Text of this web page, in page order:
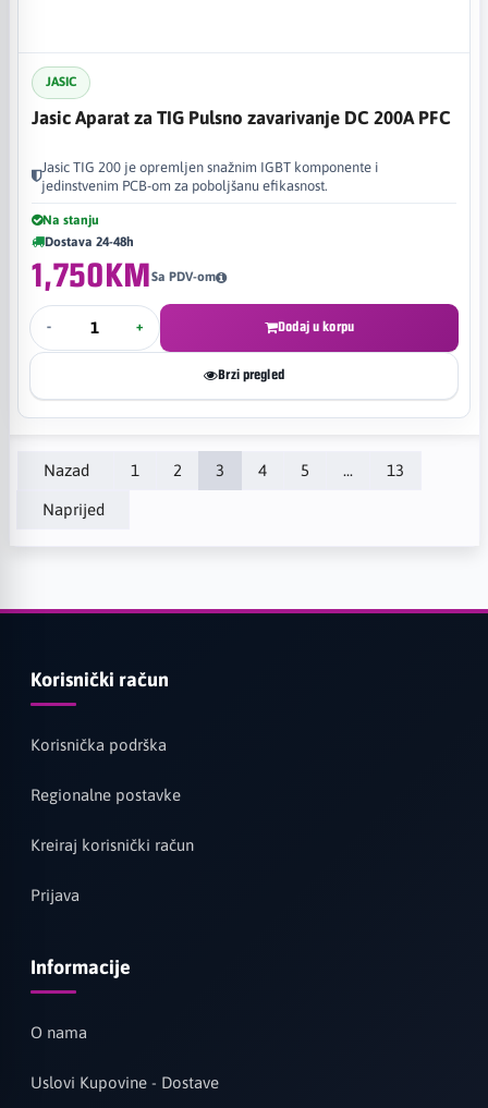
JASIC
Jasic Aparat za TIG Pulsno zavarivanje DC 200A PFC
Jasic TIG 200 je opremljen snažnim IGBT komponente i
jedinstvenim PCB-om za poboljšanu efikasnost.
Na stanju
Dostava 24-48h
1,750KMSa PDV-om
- + Dodaj u korpu
Brzi pregled
Nazad 1 2 3 4 5 ... 13
Naprijed
Korisnički račun
Korisnička podrška
Regionalne postavke
Kreiraj korisnički račun
Prijava
Informacije
O nama
Uslovi Kupovine - Dostave